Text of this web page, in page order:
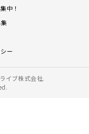
中！
ー
イブ株式会社.